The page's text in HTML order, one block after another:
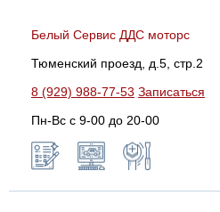
Белый Сервис ДДС моторс
Тюменский проезд, д.5, стр.2
8 (929) 988-77-53 Записаться
Пн-Вс c 9-00 до 20-00